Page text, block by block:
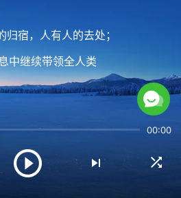
宿，人有人的去处；
中继续带领全人类
地上生存，
在人中间生存，
00:00